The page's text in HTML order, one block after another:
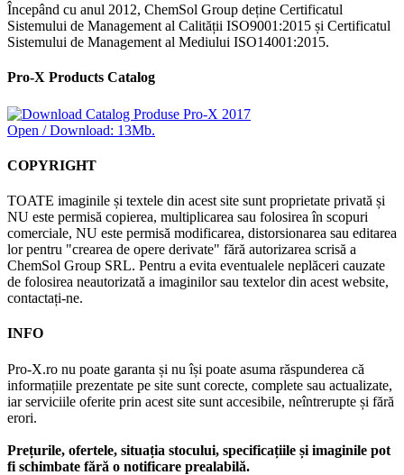
Începând cu anul 2012, ChemSol Group deține Certificatul
Sistemului de Management al Calității ISO9001:2015 și Certificatul
Sistemului de Management al Mediului ISO14001:2015.
Pro-X Products Catalog
Open / Download: 13Mb.
COPYRIGHT
TOATE imaginile și textele din acest site sunt proprietate privată și
NU este permisă copierea, multiplicarea sau folosirea în scopuri
comerciale, NU este permisă modificarea, distorsionarea sau editarea
lor pentru "crearea de opere derivate" fără autorizarea scrisă a
ChemSol Group SRL. Pentru a evita eventualele neplăceri cauzate
de folosirea neautorizată a imaginilor sau textelor din acest website,
contactați-ne.
INFO
Pro-X.ro nu poate garanta și nu își poate asuma răspunderea că
informațiile prezentate pe site sunt corecte, complete sau actualizate,
iar serviciile oferite prin acest site sunt accesibile, neîntrerupte și fără
erori.
Prețurile, ofertele, situația stocului, specificațiile și imaginile pot
fi schimbate fără o notificare prealabilă.